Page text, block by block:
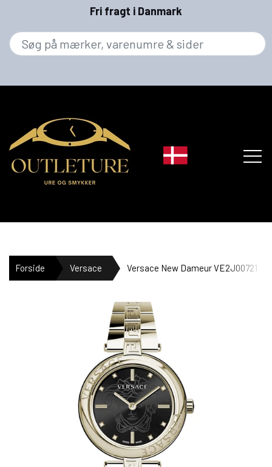
Fri fragt i Danmark
MÆRKER
HERREURE
DAMEURE
NYHEDER
OUTLET URE
Forside Versace Versace New Dameur VE2J00721